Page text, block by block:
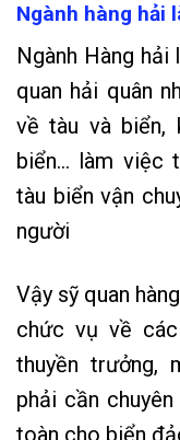
Ngành hàng hải
Ngành Hàng
quan hải quân
về tàu và biển,
biển… làm việc
tàu biển vận
người
Vậy sỹ quan
chức vụ về
thuyền trưởng,
phải cần
toàn cho biển